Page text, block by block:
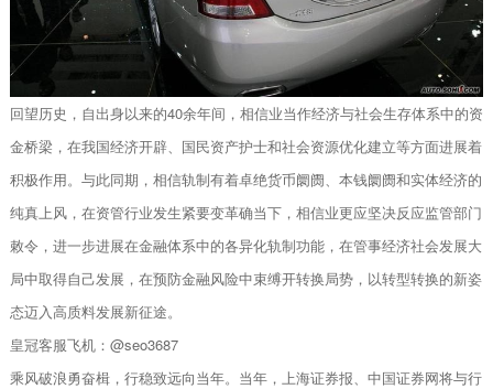
回望历史，自出身以来的40余年间，相信业当作经济与社会生存体系中的资
金桥梁，在我国经济开辟、国民资产护士和社会资源优化建立等方面进展着
积极作用。与此同期，相信轨制有着卓绝货币阛阓、本钱阛阓和实体经济的
纯真上风，在资管行业发生紧要变革确当下，相信业更应坚决反应监管部门
敕令，进一步进展在金融体系中的各异化轨制功能，在管事经济社会发展大
局中取得自己发展，在预防金融风险中束缚开转换局势，以转型转换的新姿
态迈入高质料发展新征途。
皇冠客服飞机：@seo3687
乘风破浪勇奋楫，行稳致远向当年。当年，上海证券报、中国证券网将与行